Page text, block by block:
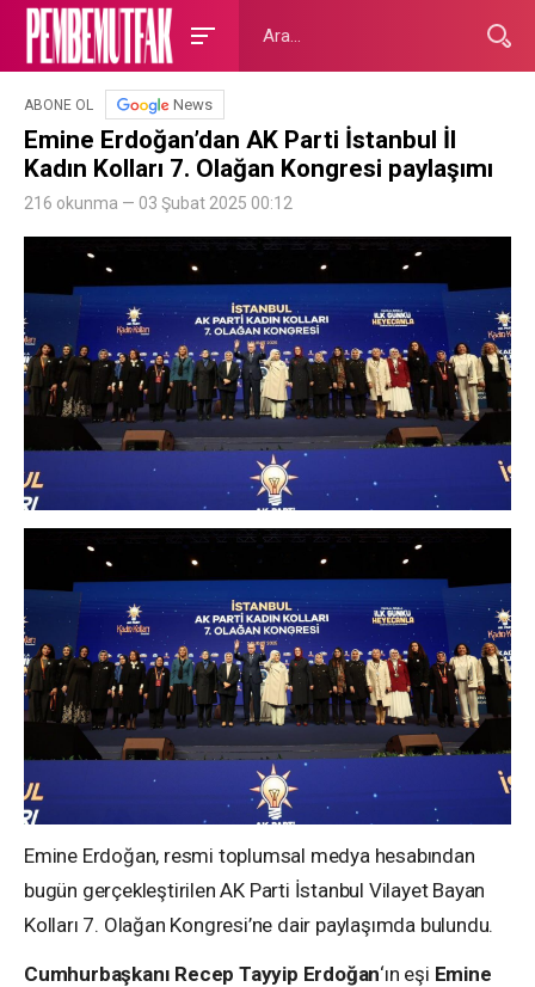
ABONE OL News
Emine Erdoğan’dan AK Parti İstanbul İl
Kadın Kolları 7. Olağan Kongresi paylaşımı
216 okunma — 03 Şubat 2025 00:12
Emine Erdoğan, resmi toplumsal medya hesabından
bugün gerçekleştirilen AK Parti İstanbul Vilayet Bayan
Kolları 7. Olağan Kongresi’ne dair paylaşımda bulundu.
Cumhurbaşkanı Recep Tayyip Erdoğan‘ın eşi Emine